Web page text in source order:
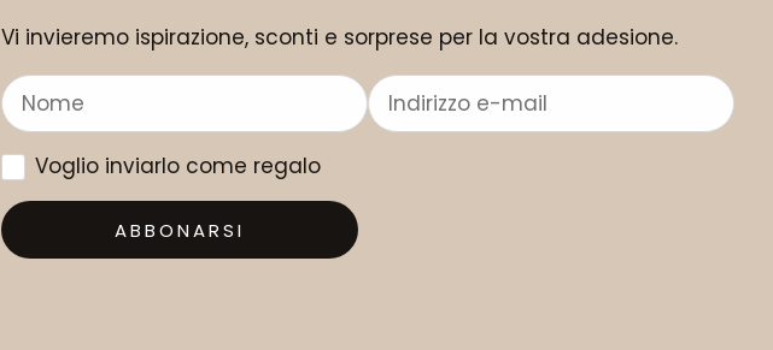
Vi invieremo ispirazione, sconti e sorprese per la vostra adesione.
Voglio inviarlo come regalo
ABBONARSI